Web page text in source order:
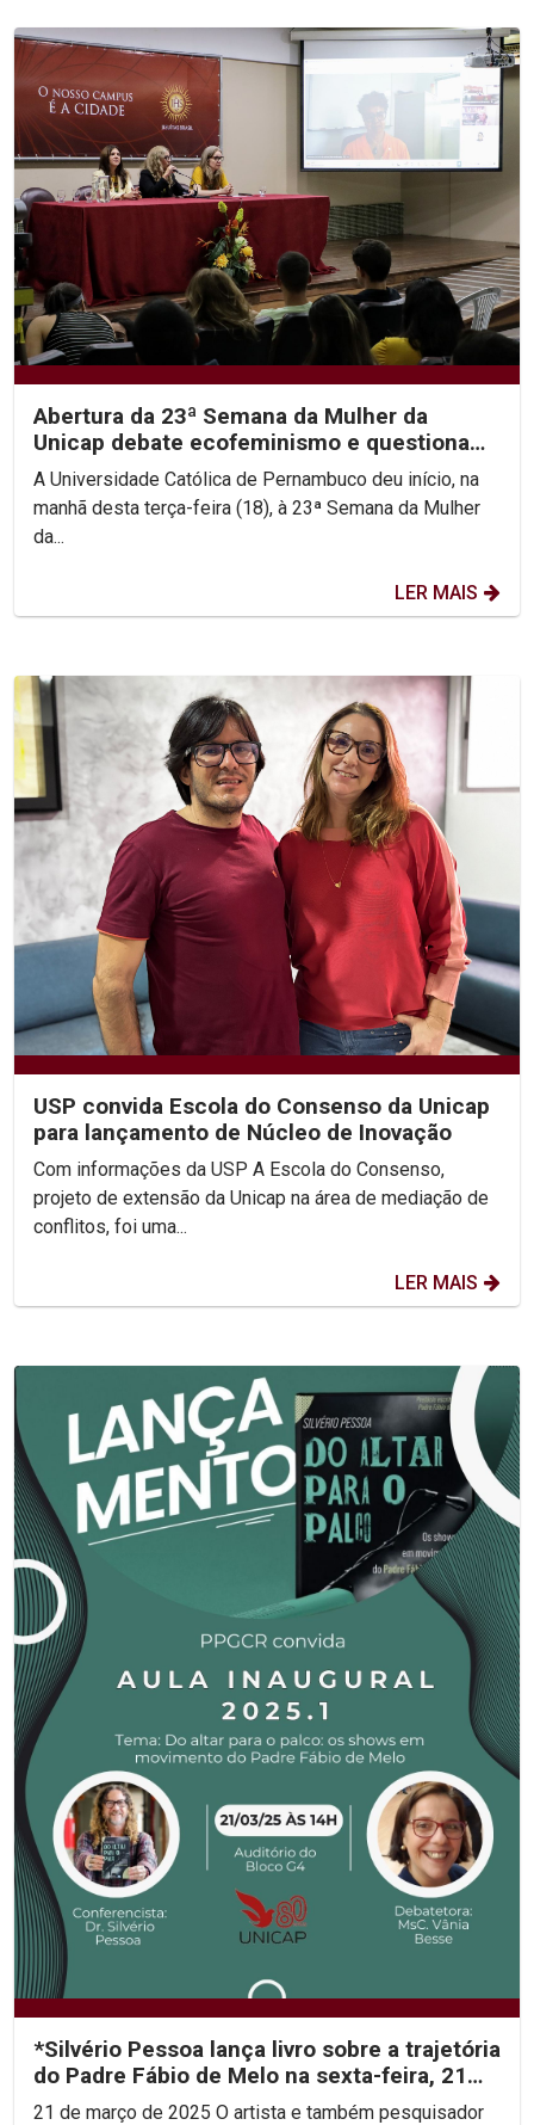
Abertura da 23ª Semana da Mulher da
Unicap debate ecofeminismo e questiona
hierarquias religiosas
A Universidade Católica de Pernambuco deu início, na
manhã desta terça-feira (18), à 23ª Semana da Mulher
da...
LER MAIS
USP convida Escola do Consenso da Unicap
para lançamento de Núcleo de Inovação
Com informações da USP A Escola do Consenso,
projeto de extensão da Unicap na área de mediação de
conflitos, foi uma...
LER MAIS
*Silvério Pessoa lança livro sobre a trajetória
do Padre Fábio de Melo na sexta-feira, 21
de...
21 de março de 2025 O artista e também pesquisador